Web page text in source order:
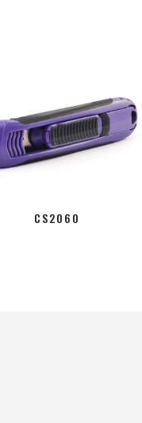
CS2060